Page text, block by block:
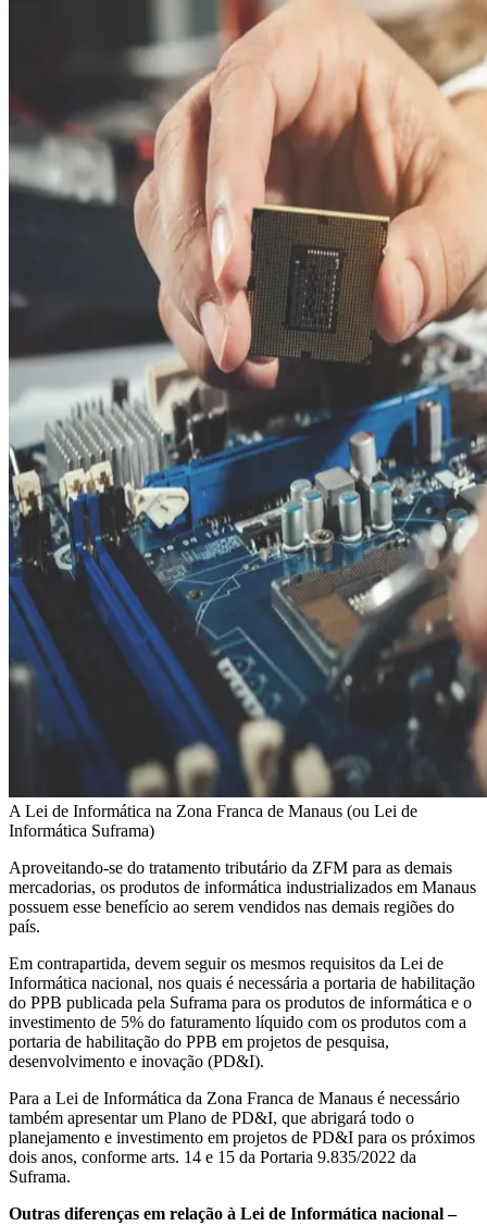
A Lei de Informática na Zona Franca de Manaus (ou Lei de
Informática Suframa)
Aproveitando-se do tratamento tributário da ZFM para as demais
mercadorias, os produtos de informática industrializados em Manaus
possuem esse benefício ao serem vendidos nas demais regiões do
país.
Em contrapartida, devem seguir os mesmos requisitos da Lei de
Informática nacional, nos quais é necessária a portaria de habilitação
do PPB publicada pela Suframa para os produtos de informática e o
investimento de 5% do faturamento líquido com os produtos com a
portaria de habilitação do PPB em projetos de pesquisa,
desenvolvimento e inovação (PD&I).
Para a Lei de Informática da Zona Franca de Manaus é necessário
também apresentar um Plano de PD&I, que abrigará todo o
planejamento e investimento em projetos de PD&I para os próximos
dois anos, conforme arts. 14 e 15 da Portaria 9.835/2022 da
Suframa.
Outras diferenças em relação à Lei de Informática nacional–